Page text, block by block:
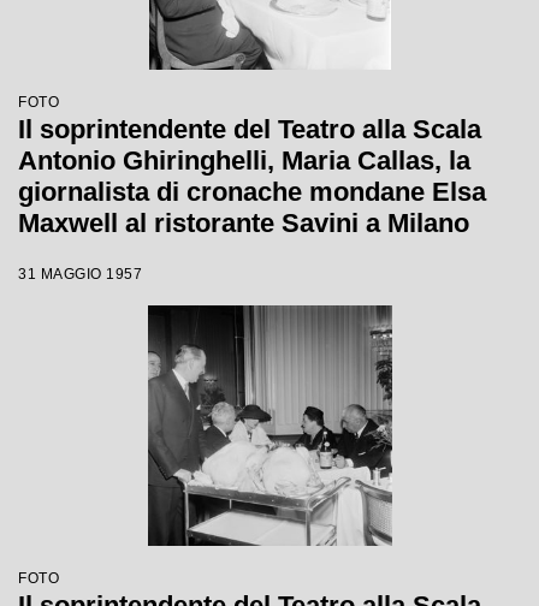
FOTO
Il soprintendente del Teatro alla Scala
Antonio Ghiringhelli, Maria Callas, la
giornalista di cronache mondane Elsa
Maxwell al ristorante Savini a Milano
31 MAGGIO 1957
FOTO